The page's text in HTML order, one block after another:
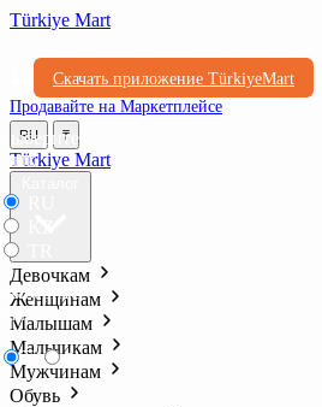
Türkiye Mart
Скачать приложение TürkiyeMart
Продавайте на Маркетплейсе
RU ₸
₸ ₺l
Türkiye Mart
Девочкам
Женщинам
Малышам
Мальчикам
Мужчинам
Обувь